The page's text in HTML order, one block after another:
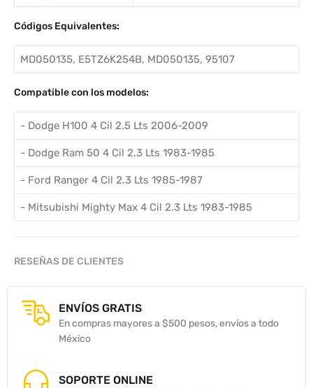
Códigos Equivalentes:
MD050135, E5TZ6K254B, MD050135, 95107
Compatible con los modelos:
- Dodge H100 4 Cil 2.5 Lts 2006-2009
- Dodge Ram 50 4 Cil 2.3 Lts 1983-1985
- Ford Ranger 4 Cil 2.3 Lts 1985-1987
- Mitsubishi Mighty Max 4 Cil 2.3 Lts 1983-1985
RESEÑAS DE CLIENTES
ENVÍOS GRATIS
En compras mayores a $500 pesos, envíos a todo
México
SOPORTE ONLINE